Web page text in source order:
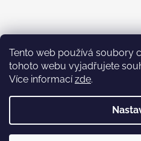
Tento web používá soubory
tohoto webu vyjadřujete
Více informacízde.